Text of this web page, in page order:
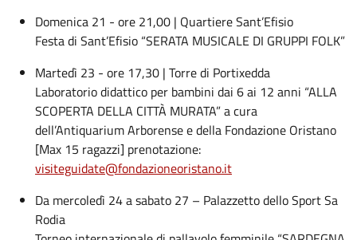
Domenica 21 - ore 21,00 | Quartiere Sant’Efisio
Festa di Sant’Efisio “SERATA MUSICALE DI GRUPPI FOLK”
Martedì 23 - ore 17,30 | Torre di Portixedda
Laboratorio didattico per bambini dai 6 ai 12 anni “ALLA
SCOPERTA DELLA CITTÀ MURATA” a cura
dell’Antiquarium Arborense e della Fondazione Oristano
[Max 15 ragazzi] prenotazione:
visiteguidate@fondazioneoristano.it
Da mercoledì 24 a sabato 27 – Palazzetto dello Sport Sa
Rodia